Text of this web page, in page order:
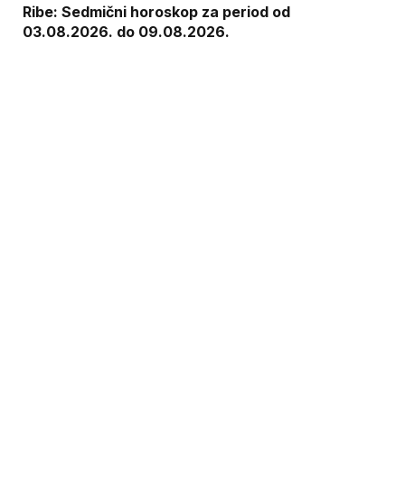
Ribe: Sedmični horoskop za period od
03.08.2026. do 09.08.2026.